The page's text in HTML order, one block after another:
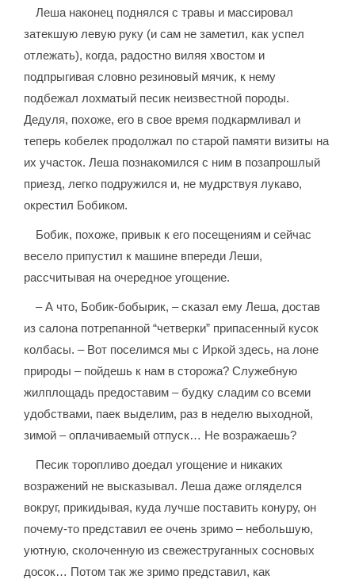
Леша наконец поднялся с травы и массировал
затекшую левую руку (и сам не заметил, как успел
отлежать), когда, радостно виляя хвостом и
подпрыгивая словно резиновый мячик, к нему
подбежал лохматый песик неизвестной породы.
Дедуля, похоже, его в свое время подкармливал и
теперь кобелек продолжал по старой памяти визиты на
их участок. Леша познакомился с ним в позапрошлый
приезд, легко подружился и, не мудрствуя лукаво,
окрестил Бобиком.
Бобик, похоже, привык к его посещениям и сейчас
весело припустил к машине впереди Леши,
рассчитывая на очередное угощение.
– А что, Бобик-бобырик, – сказал ему Леша, достав
из салона потрепанной “четверки” припасенный кусок
колбасы. – Вот поселимся мы с Иркой здесь, на лоне
природы – пойдешь к нам в сторожа? Служебную
жилплощадь предоставим – будку сладим со всеми
удобствами, паек выделим, раз в неделю выходной,
зимой – оплачиваемый отпуск… Не возражаешь?
Песик торопливо доедал угощение и никаких
возражений не высказывал. Леша даже огляделся
вокруг, прикидывая, куда лучше поставить конуру, он
почему-то представил ее очень зримо – небольшую,
уютную, сколоченную из свежеструганных сосновых
досок… Потом так же зримо представил, как